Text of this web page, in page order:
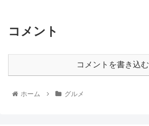
コメント
コメントを書き込む
ホーム グルメ